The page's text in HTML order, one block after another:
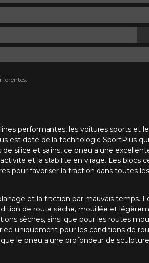
performantes, les voitures sports et
est doté de la technologie SportPlus
silice et salins, ce pneu a une
et la stabilité en virage. Les blocs
pour favoriser la traction dans toutes
et la traction par mauvais temps.
de route sèche, mouillée et
sèches, ainsi que pour les routes
uniquement pour les conditions de
le pneu a une profondeur de